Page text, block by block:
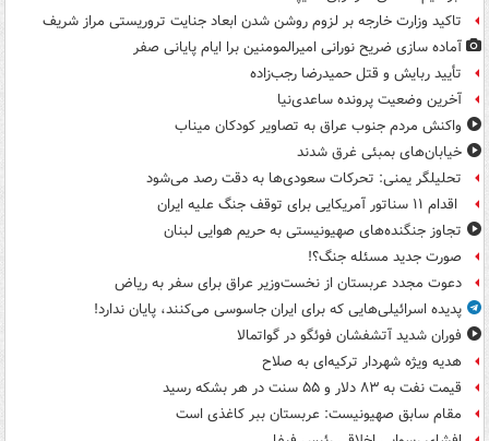
تاکید وزارت خارجه بر لزوم روشن شدن ابعاد جنایت تروریستی مراز شریف
آماده سازی ضریح نورانی امیرالمومنین برا ایام پایانی صفر
تأیید ربایش و قتل حمیدرضا رجب‌زاده
آخرین وضعیت پرونده ساعدی‌نیا
واکنش مردم جنوب عراق به تصاویر کودکان میناب
خیابان‌های بمبئی غرق شدند
تحلیلگر یمنی: تحرکات سعودی‌ها به دقت رصد می‌شود
اقدام ۱۱ سناتور آمریکایی برای توقف جنگ علیه ایران
تجاوز جنگنده‌های صهیونیستی به حریم هوایی لبنان
صورت جدید مسئله جنگ؟!
دعوت مجدد عربستان از نخست‌وزیر عراق برای سفر به ریاض
پدیده اسرائیلی‌هایی که برای ایران جاسوسی می‌کنند، پایان ندارد!
فوران شدید آتشفشان فوئگو در گواتمالا
هدیه ویژه شهردار ترکیه‌ای به صلاح
قیمت نفت به ۸۳ دلار و ۵۵ سنت در هر بشکه رسید
مقام سابق صهیونیست: عربستان ببر کاغذی است